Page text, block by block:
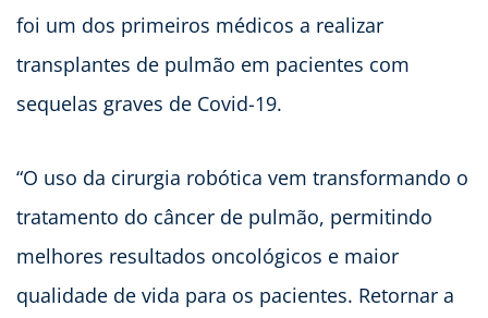
foi um dos primeiros médicos a realizar
transplantes de pulmão em pacientes com
sequelas graves de Covid-19.
“O uso da cirurgia robótica vem transformando o
tratamento do câncer de pulmão, permitindo
melhores resultados oncológicos e maior
qualidade de vida para os pacientes. Retornar a